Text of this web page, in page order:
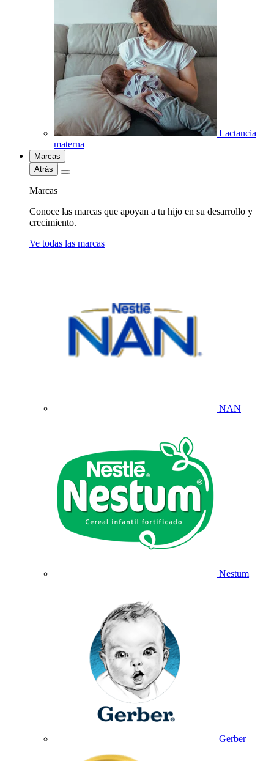
Lactancia
materna
Marcas
Atrás
Marcas
Conoce las marcas que apoyan a tu hijo en su desarrollo y
crecimiento.
Ve todas las marcas
NAN
Nestum
Gerber